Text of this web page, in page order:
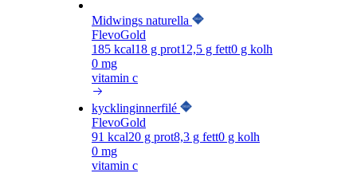
Midwings naturella
FlevoGold
185 kcal18 g prot12,5 g fett0 g kolh
0 mg
vitamin c
kycklinginnerfilé
FlevoGold
91 kcal20 g prot8,3 g fett0 g kolh
0 mg
vitamin c